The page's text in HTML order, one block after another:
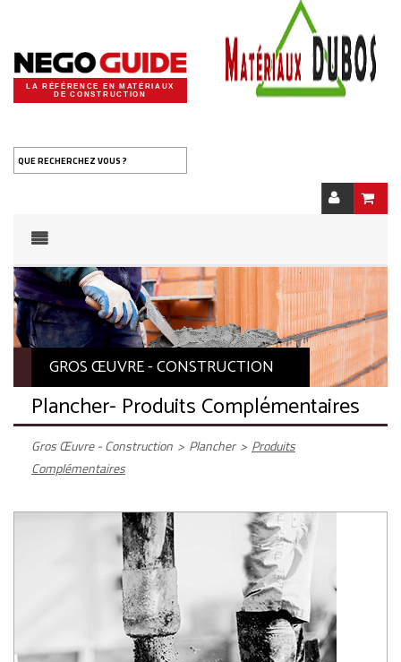
LA RÉFÉRENCE EN MATÉRIAUX
DE CONSTRUCTION
QUE RECHERCHEZ VOUS ?
GROS ŒUVRE - CONSTRUCTION
Plancher- Produits Complémentaires
Gros Œuvre - Construction > Plancher > Produits
Complémentaires